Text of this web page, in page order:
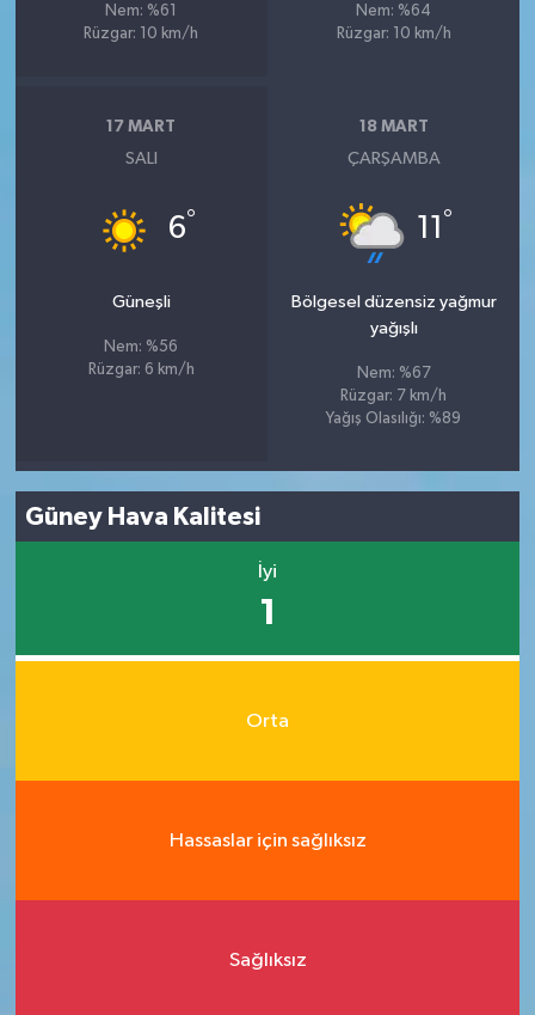
Nem: %61
Rüzgar: 10 km/h
Nem: %64
Rüzgar: 10 km/h
17 MART
SALI
6°
Güneşli
Nem: %56
Rüzgar: 6 km/h
18 MART
ÇARŞAMBA
11 °
Bölgesel düzensiz yağmur
yağışlı
Nem: %67
Rüzgar: 7 km/h
Yağış Olasılığı: %89
Güney Hava Kalitesi
İyi
1
Orta
Hassaslar için sağlıksız
Sağlıksız